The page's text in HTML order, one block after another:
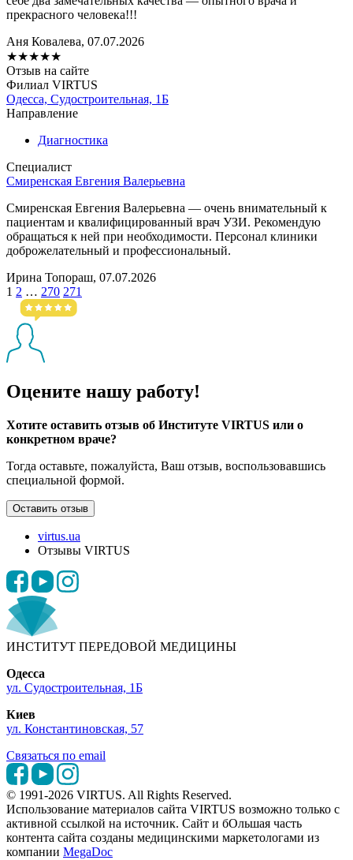
прекрасного человека!!!
Аня Ковалева, 07.07.2026
★★★★★
Отзыв на сайте
Филиал VIRTUS
Одесса, Судостроительная, 1Б
Направление
Диагностика
Специалист
Смиренская Евгения Валерьевна
Смиренская Евгения Валерьевна — очень внимательный к
пациентам и квалифицированный врач УЗИ. Рекомендую
обращаться к ней при необходимости. Персонал клиники
доброжелательный и профессиональный.
Ирина Топораш, 07.07.2026
1 2 … 270 271
Оцените нашу работу!
Хотите оставить отзыв об Институте VIRTUS или о
конкретном враче?
Тогда оставьте, пожалуйста, Ваш отзыв, воспользовавшись
специальной формой.
Оставить отзыв
virtus.ua
Отзывы VIRTUS
ИНСТИТУТ ПЕРЕДОВОЙ МЕДИЦИНЫ
Одесса
ул. Судостроительная, 1Б
Киев
ул. Константиновская, 57
Связаться по email
© 1991-2026 VIRTUS. All Rights Reserved.
Использование материалов сайта VIRTUS возможно только с
активной ссылкой на источник. Сайт и бОльшая часть
контента сайта созданы медицинскими маркетологами из
компании MegaDoc